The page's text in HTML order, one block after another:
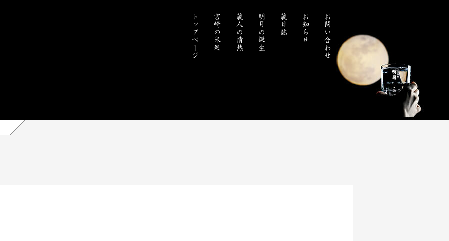
トップページ 宮崎の米処 蔵人の情熱 明月の誕生 蔵日誌 お知らせ お問い合わせ